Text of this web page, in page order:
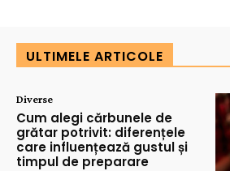
ULTIMELE ARTICOLE
Diverse
Cum alegi cărbunele de
grătar potrivit: diferențele
care influențează gustul și
timpul de preparare